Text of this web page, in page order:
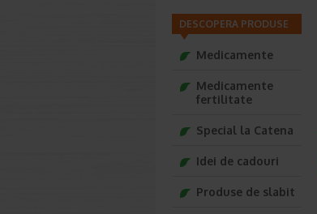
DESCOPERA PRODUSE
Medicamente
Medicamente
fertilitate
Special la Catena
Idei de cadouri
Produse de slabit